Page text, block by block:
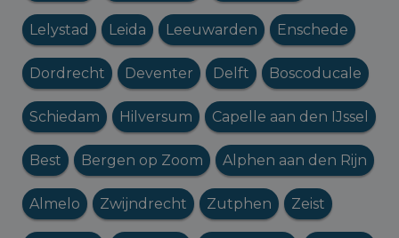
Lelystad Leida Leeuwarden Enschede
Dordrecht Deventer Delft Boscoducale
Schiedam Hilversum Capelle aan den IJssel
Best Bergen op Zoom Alphen aan den Rijn
Almelo Zwijndrecht Zutphen Zeist